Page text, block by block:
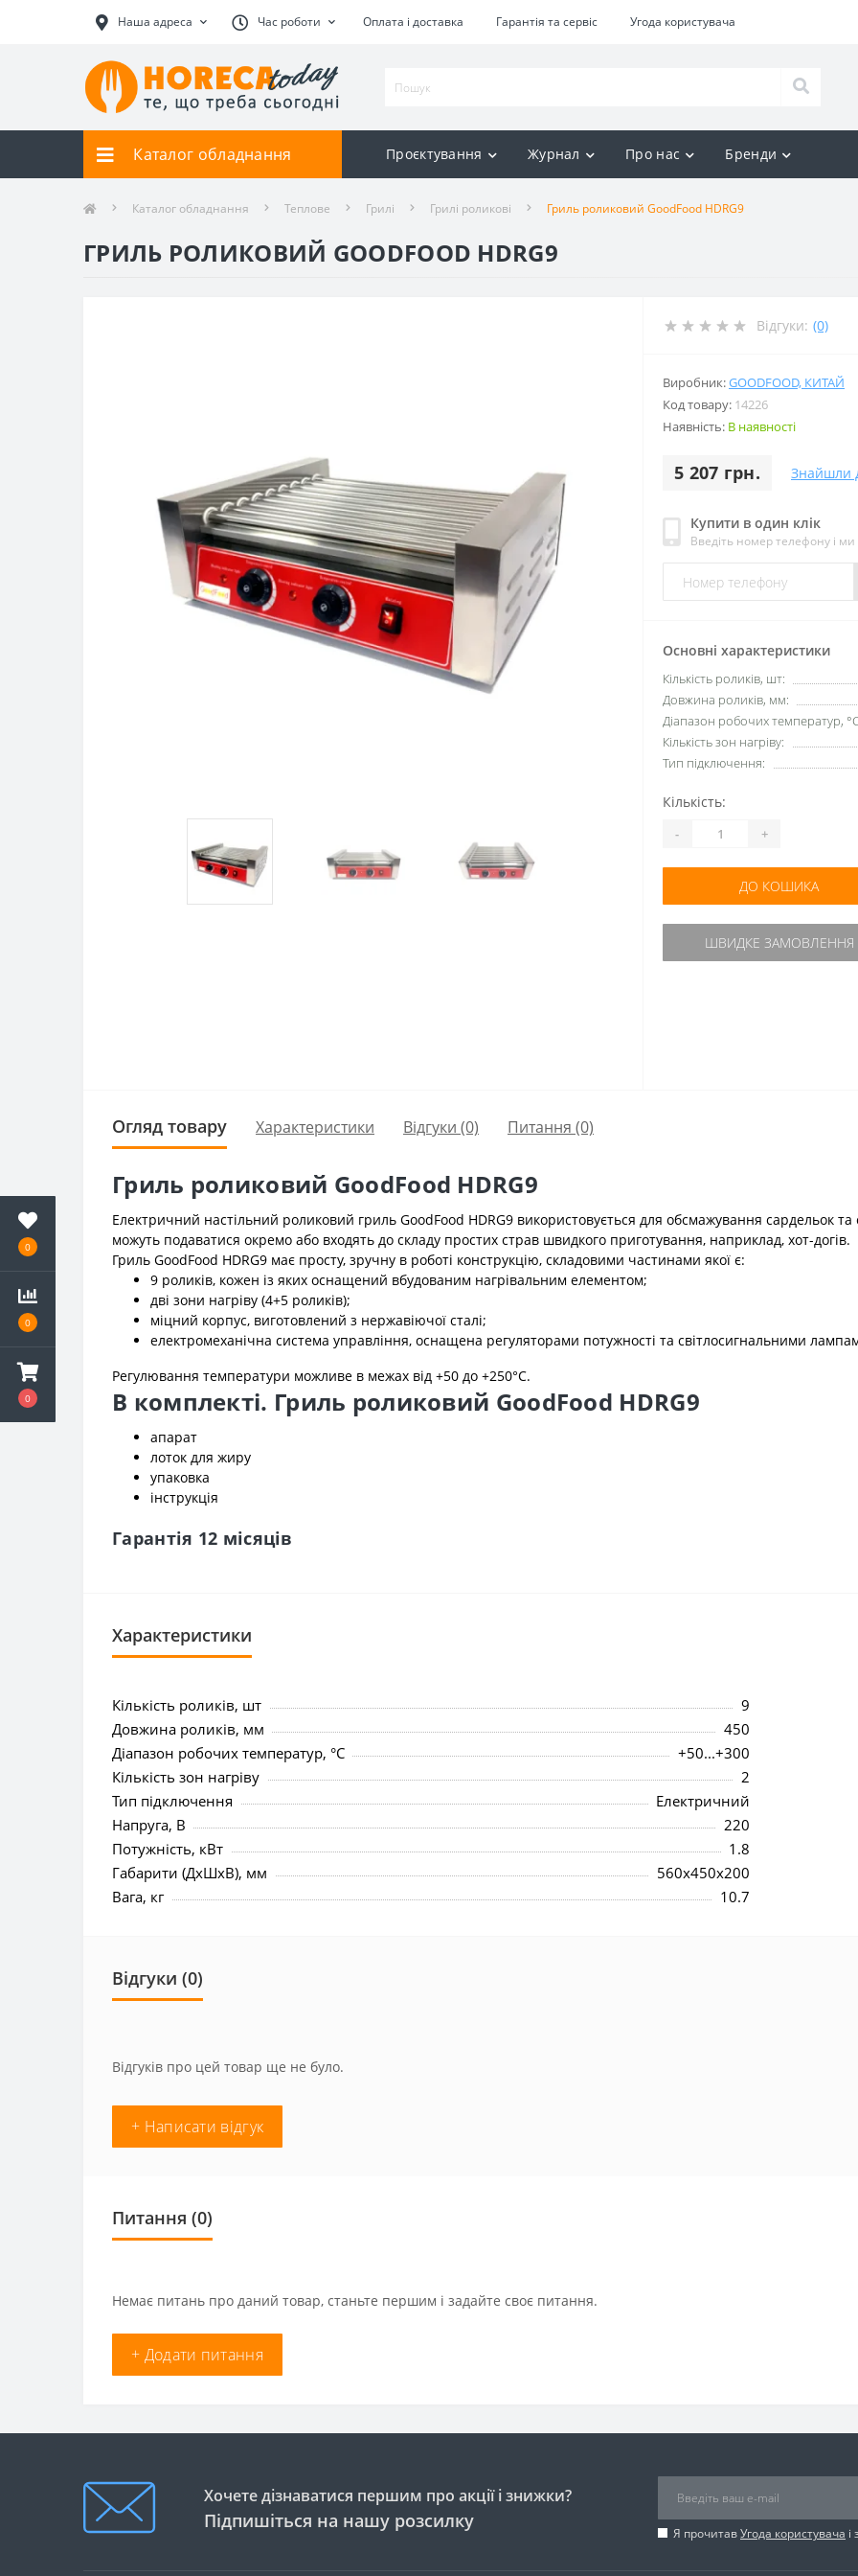
0
0
0
Наша адреса Час роботи Оплата і доставка Гарантія та сервіс Угода користувача
Каталог обладнання Проєктування Журнал Про нас Бренди
Каталог обладнання Теплове Грилі Грилі роликові Гриль роликовий GoodFood HDRG9
ГРИЛЬ РОЛИКОВИЙ GOODFOOD HDRG9
Відгуки: (0)
Виробник:GOODFOOD, КИТАЙ
Код товару: 14226
Наявність: В наявності
5 207 грн. Знайшли
Купити в один клік
Введіть номер телефону і
Основні характеристики
Кількість роликів, шт:
Довжина роликів, мм:
Діапазон робочих температур,
Кількість зон нагріву:
Тип підключення:
Кількість:
- +
ДО КОШИКА
ШВИДКЕ ЗАМОВЛЕННЯ
Огляд товару Характеристики Відгуки (0) Питання (0)
Гриль роликовий GoodFood HDRG9
Електричний настільний роликовий гриль GoodFood HDRG9 використовується для обсмажування сардельок та
можуть подаватися окремо або входять до складу простих страв швидкого приготування, наприклад, хот-догів.
Гриль GoodFood HDRG9 має просту, зручну в роботі конструкцію, складовими частинами якої є:
9 роликів, кожен із яких оснащений вбудованим нагрівальним елементом;
дві зони нагріву (4+5 роликів);
міцний корпус, виготовлений з нержавіючої сталі;
електромеханічна система управління, оснащена регуляторами потужності та світлосигнальними
Регулювання температури можливе в межах від +50 до +250°С.
В комплекті. Гриль роликовий GoodFood HDRG9
апарат
лоток для жиру
упаковка
інструкція
Гарантія 12 місяців
Характеристики
Кількість роликів, шт
9
Довжина роликів, мм
450
Діапазон робочих температур, °C
+50...+300
Кількість зон нагріву
2
Тип підключення
Електричний
Напруга, В
220
Потужність, кВт
1.8
Габарити (ДхШхВ), мм
560x450x200
Вага, кг
10.7
Відгуки (0)
Відгуків про цей товар ще не було.
+ Написати відгук
Питання (0)
Немає питань про даний товар, станьте першим і задайте своє питання.
+ Додати питання
Хочете дізнаватися першим про акції і знижки?
Підпишіться на нашу розсилку
Я прочитавУгода користувача